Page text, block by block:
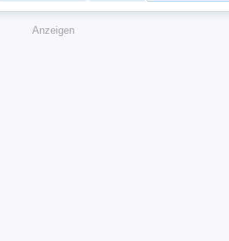
Anzeigen